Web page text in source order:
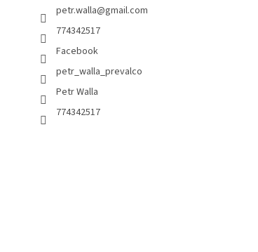
petr.walla@gmail.com
774342517
Facebook
petr_walla_prevalco
Petr Walla
774342517